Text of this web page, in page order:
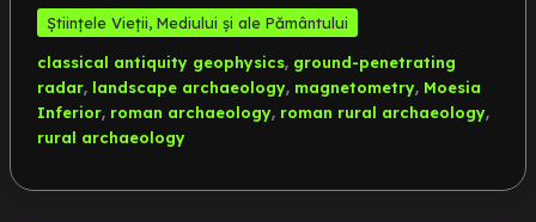
Științele Vieții, Mediului și ale Pământului
classical antiquity geophysics, ground-penetrating
radar, landscape archaeology, magnetometry, Moesia
Inferior, roman archaeology, roman rural archaeology,
rural archaeology